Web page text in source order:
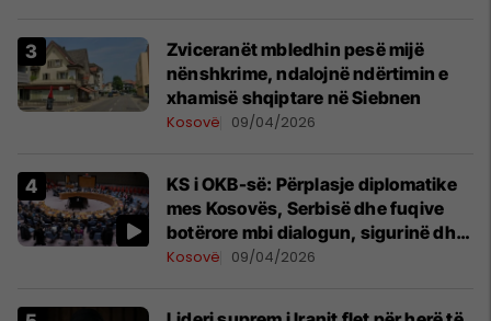
Zviceranët mbledhin pesë mijë
nënshkrime, ndalojnë ndërtimin e
xhamisë shqiptare në Siebnen
Kosovë 09/04/2026
KS i OKB-së: Përplasje diplomatike
mes Kosovës, Serbisë dhe fuqive
botërore mbi dialogun, sigurinë dhe
UNMIK-un
Kosovë 09/04/2026